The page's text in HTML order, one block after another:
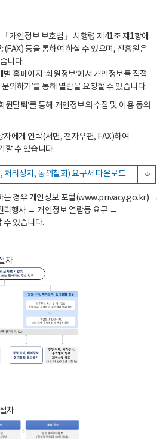
개인정보 보호법」 시행령 제41조 제1항에
(FAX) 등을 통하여 하실 수 있으며, 진흥원은
니다.
홈페이지 ‘회원정보’에서 개인정보를 직접
문의하기’를 통해 열람을 요청할 수 있습니다.
원탈퇴’를 통해 개인정보의 수집 및 이용 동의
자에게 연락(서면, 전자우편, FAX)하여
할 수 있습니다.
처리정지, 동의철회) 요구서 다운로드
는 경우 개인정보 포털(www.privacy.go.kr) →
리행사 → 개인정보 열람등 요구 →
수 있습니다.
차
차